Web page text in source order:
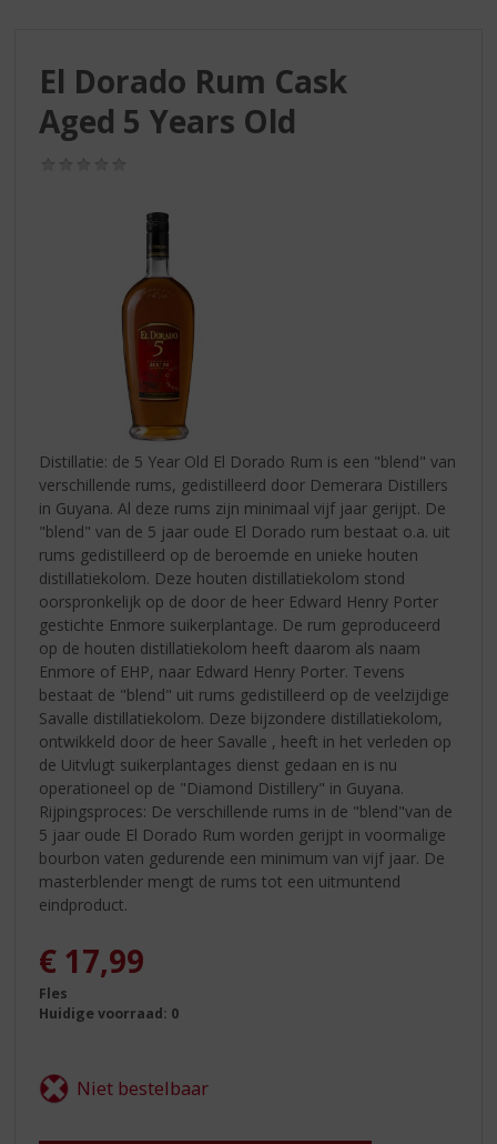
El Dorado Rum Cask
Aged 5 Years Old
Distillatie: de 5 Year Old El Dorado Rum is een "blend" van
verschillende rums, gedistilleerd door Demerara Distillers
in Guyana. Al deze rums zijn minimaal vijf jaar gerijpt. De
"blend" van de 5 jaar oude El Dorado rum bestaat o.a. uit
rums gedistilleerd op de beroemde en unieke houten
distillatiekolom. Deze houten distillatiekolom stond
oorspronkelijk op de door de heer Edward Henry Porter
gestichte Enmore suikerplantage. De rum geproduceerd
op de houten distillatiekolom heeft daarom als naam
Enmore of EHP, naar Edward Henry Porter. Tevens
bestaat de "blend" uit rums gedistilleerd op de veelzijdige
Savalle distillatiekolom. Deze bijzondere distillatiekolom,
ontwikkeld door de heer Savalle , heeft in het verleden op
de Uitvlugt suikerplantages dienst gedaan en is nu
operationeel op de "Diamond Distillery" in Guyana.
Rijpingsproces: De verschillende rums in de "blend"van de
5 jaar oude El Dorado Rum worden gerijpt in voormalige
bourbon vaten gedurende een minimum van vijf jaar. De
masterblender mengt de rums tot een uitmuntend
eindproduct.
€ 17,99
Fles
Huidige voorraad: 0